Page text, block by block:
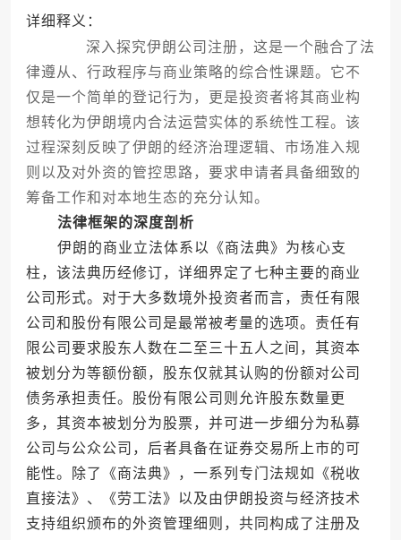
详细释义：
深入探究伊朗公司注册，这是一个融合了法
律遵从、行政程序与商业策略的综合性课题。它不
仅是一个简单的登记行为，更是投资者将其商业构
想转化为伊朗境内合法运营实体的系统性工程。该
过程深刻反映了伊朗的经济治理逻辑、市场准入规
则以及对外资的管控思路，要求申请者具备细致的
筹备工作和对本地生态的充分认知。
法律框架的深度剖析
伊朗的商业立法体系以《商法典》为核心支
柱，该法典历经修订，详细界定了七种主要的商业
公司形式。对于大多数境外投资者而言，责任有限
公司和股份有限公司是最常被考量的选项。责任有
限公司要求股东人数在二至三十五人之间，其资本
被划分为等额份额，股东仅就其认购的份额对公司
债务承担责任。股份有限公司则允许股东数量更
多，其资本被划分为股票，并可进一步细分为私募
公司与公众公司，后者具备在证券交易所上市的可
能性。除了《商法典》，一系列专门法规如《税收
直接法》、《劳工法》以及由伊朗投资与经济技术
支持组织颁布的外资管理细则，共同构成了注册及